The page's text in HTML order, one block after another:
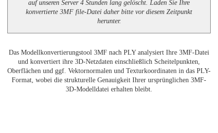
auf unseren Server 4 Stunden lang gelöscht. Laden Sie Ihre
konvertierte 3MF file-Datei daher bitte vor diesem Zeitpunkt
herunter.
Das Modellkonvertierungstool 3MF nach PLY analysiert Ihre 3MF-Datei
und konvertiert ihre 3D-Netzdaten einschließlich Scheitelpunkten,
Oberflächen und ggf. Vektornormalen und Texturkoordinaten in das PLY-
Format, wobei die strukturelle Genauigkeit Ihrer ursprünglichen 3MF-
3D-Modelldatei erhalten bleibt.